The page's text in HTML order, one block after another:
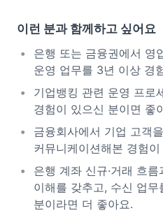
이런 분과 함께하고 싶어요
은행 또는 금융권에서 영
운영 업무를 3년 이상 경
기업뱅킹 관련 운영 프로
경험이 있으신 분이면 좋
금융회사에서 기업 고객
커뮤니케이션해본 경험
은행 계좌 신규·거래 흐
이해를 갖추고, 수신 업
분이라면 더 좋아요.